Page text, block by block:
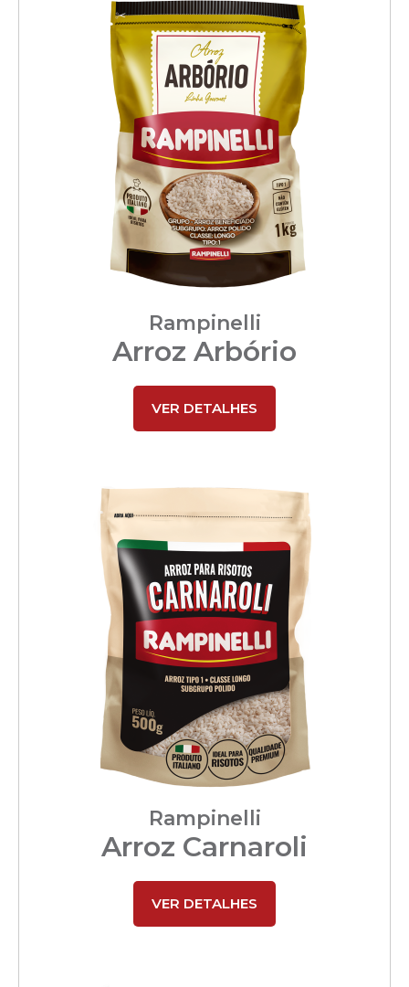
Rampinelli
Arroz Arbório
VER DETALHES
Rampinelli
Arroz Carnaroli
VER DETALHES